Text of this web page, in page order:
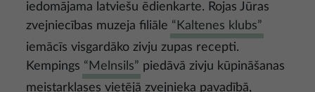
iedomājama latviešu ēdienkarte. Rojas Jūras
zvejniecības muzeja filiāle “Kaltenes klubs”
iemācīs visgardāko zivju zupas recepti.
Kempings “Melnsils” piedāvā zivju kūpināšanas
meistarklases vietējā zvejnieka pavadībā,